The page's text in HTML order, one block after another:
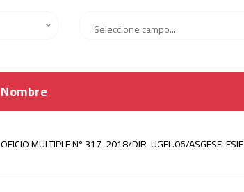
Seleccione campo...
Nombre
OFICIO MULTIPLE Nº 317-2018/DIR-UGEL.06/ASGESE-ESIE